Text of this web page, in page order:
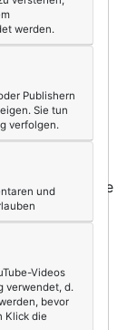
von
und
sind ja nicht die
und
leicht
Nein,
Plingsin
wieder:
und
werden.
Publishern
Sie tun
verfolgen.
und
Videos
verwendet, d.
bevor
Klick die